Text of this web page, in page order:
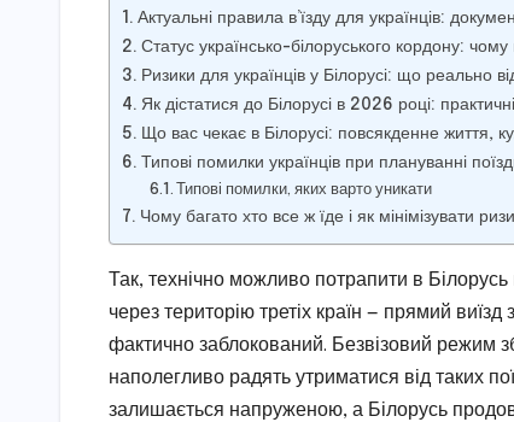
Актуальні правила в’їзду для українців:
Статус українсько-білоруського кордону:
Ризики для українців у Білорусі: що реально
Як дістатися до Білорусі в 2026 році:
Що вас чекає в Білорусі: повсякденне життя,
Типові помилки українців при плануванні
Типові помилки, яких варто уникати
Чому багато хто все ж їде і як мінімізувати
Так, технічно можливо потрапити в
через територію третіх країн — прямий
фактично заблокований. Безвізовий режим
наполегливо радять утриматися від таких
залишається напруженою, а Білорусь